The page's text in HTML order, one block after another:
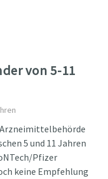
von 5-11
Arzneimittelbehörde
5 und 11 Jahren
Pfizer
keine Empfehlung